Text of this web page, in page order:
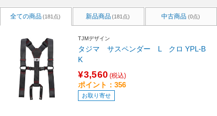
全ての商品 (181点) 新品商品 (181点) 中古商品 (0点)
TJMデザイン
タジマ サスペンダー L クロ YPL-B
K
¥3,560 (税込)
ポイント：356
お取り寄せ